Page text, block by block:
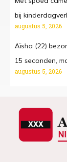
bij
augustus 5, 2026
Aïsha (22)
15 seconden,
augustus 5, 2026